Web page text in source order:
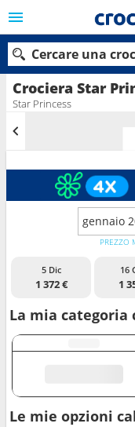
Star Princess
gennaio
5 Dic
1 372 €
PREZZO
16
1
La mia categoria
Le mie opzioni
Cercare una
Le nostre
Mesi di partenza